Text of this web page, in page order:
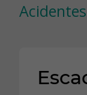
Acidentes